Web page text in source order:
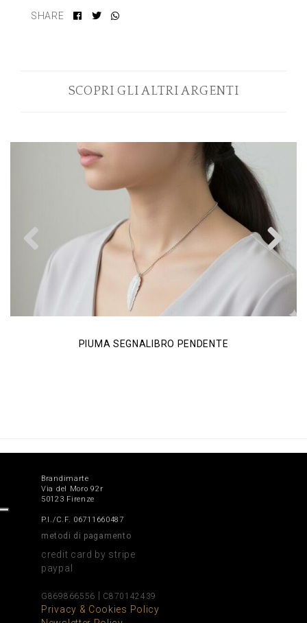
SHARE
SCOPRI GLI ALTRI ARGENTI
PIUMA SEGNALIBRO PENDENTE
Previous
Brandimarte
Via del Moro 92r
50123 Firenze
P.I./C.F. 06711660487
metodi di pagamento
credit card by stripe
paypal
G869866556 C870142439
Privacy & Cookies Policy